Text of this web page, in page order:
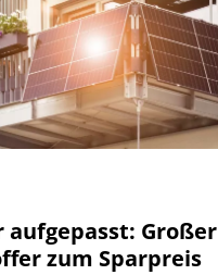
Großer
zum Sparpreis